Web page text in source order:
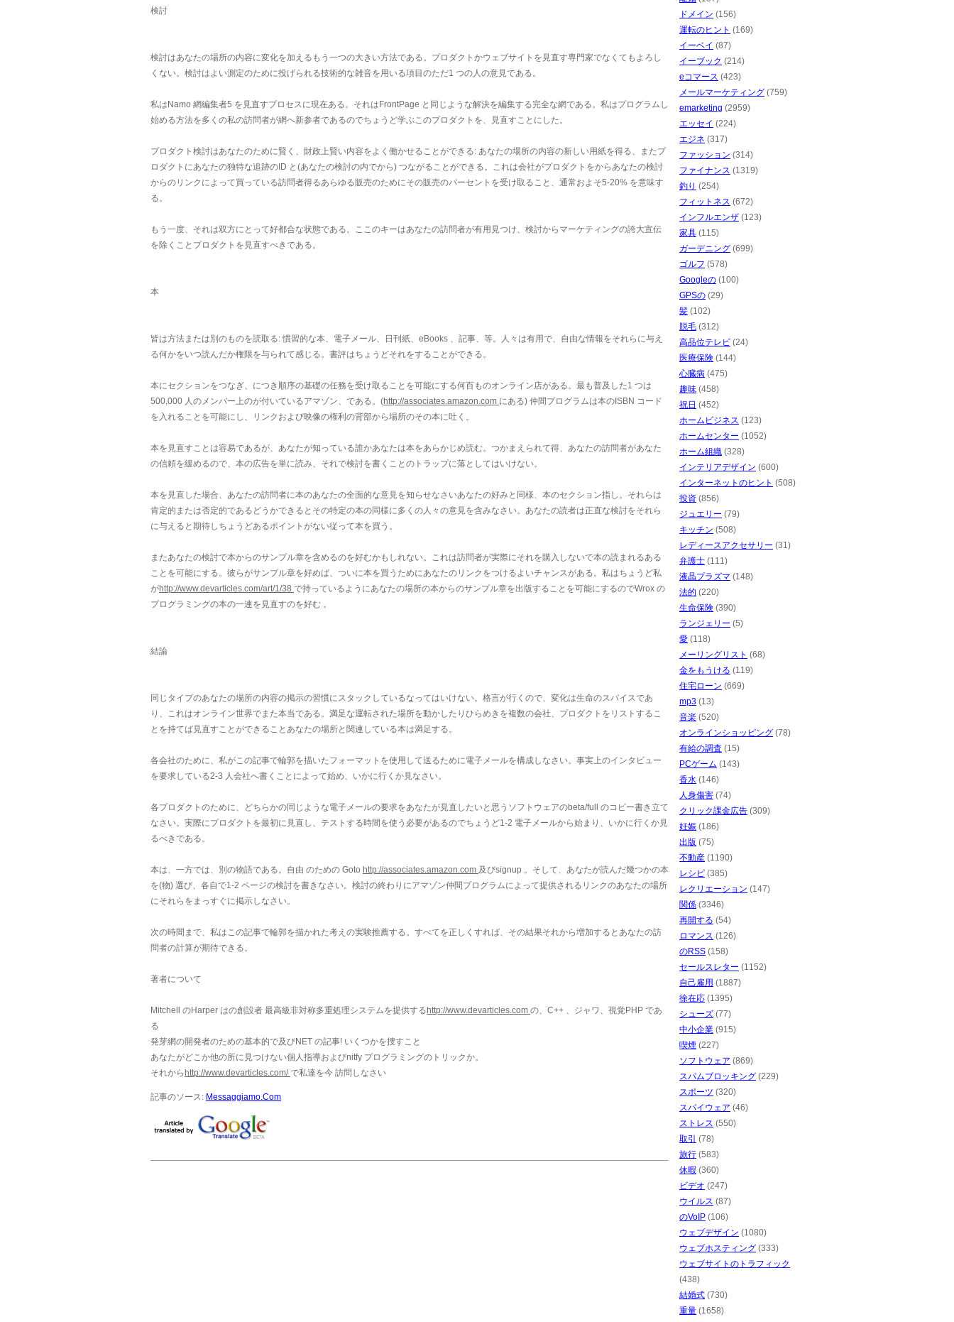
検討
検討はあなたの場所の内容に変化を加えるもう一つの大きい方法である。プロダクトかウェブサイトを見直す専門家でなくてもよろし
くない。検討はよい測定のために投げられる技術的な雑音を用いる項目のただ1 つの人の意見である。
私はNamo 網編集者5 を見直すプロセスに現在ある。それはFrontPage と同じような解決を編集する完全な網である。私はプログラムし
始める方法を多くの私の訪問者が網へ新参者であるのでちょうど学ぶこのプロダクトを、見直すことにした。
プロダクト検討はあなたのために賢く、財政上賢い内容をよく働かせることができる: あなたの場所の内容の新しい用紙を得る、またプ
ロダクトにあなたの独特な追跡のID と(あなたの検討の内でから) つながることができる。これは会社がプロダクトをからあなたの検討
からのリンクによって買っている訪問者得るあらゆる販売のためにその販売のパーセントを受け取ること、通常およそ5-20% を意味す
る。
もう一度、それは双方にとって好都合な状態である。ここのキーはあなたの訪問者が有用見つけ、検討からマーケティングの誇大宣伝
を除くことプロダクトを見直すべきである。
本
皆は方法または別のものを読取る: 慣習的な本、電子メール、日刊紙、eBooks 、記事、等。人々は有用で、自由な情報をそれらに与え
る何かをいつ読んだか権限を与られて感じる。書評はちょうどそれをすることができる。
本にセクションをつなぎ、につき順序の基礎の任務を受け取ることを可能にする何百ものオンライン店がある。最も普及した1 つは
500,000 人のメンバー上のが付いているアマゾン、である。(http://associates.amazon.com にある) 仲間プログラムは本のISBN コード
を入れることを可能にし、リンクおよび映像の権利の背部から場所のその本に吐く。
本を見直すことは容易であるが、あなたが知っている誰かあなたは本をあらかじめ読む。つかまえられて得、あなたの訪問者があなた
の信頼を緩めるので、本の広告を単に読み、それで検討を書くことのトラップに落としてはいけない。
本を見直した場合、あなたの訪問者に本のあなたの全面的な意見を知らせなさいあなたの好みと同様、本のセクション指し。それらは
肯定的または否定的であるどうかできるとその特定の本の同様に多くの人々の意見を含みなさい。あなたの読者は正直な検討をそれら
に与えると期待しちょうどあるポイントがない従って本を買う。
またあなたの検討で本からのサンプル章を含めるのを好むかもしれない。これは訪問者が実際にそれを購入しないで本の読まれるある
ことを可能にする。彼らがサンプル章を好めば、ついに本を買うためにあなたのリンクをつけるよいチャンスがある。私はちょうど私
がhttp://www.devarticles.com/art/1/38 で持っているようにあなたの場所の本からのサンプル章を出版することを可能にするのでWrox の
プログラミングの本の一連を見直すのを好む 。
結論
同じタイプのあなたの場所の内容の掲示の習慣にスタックしているなってはいけない。格言が行くので、変化は生命のスパイスであ
り、これはオンライン世界でまた本当である。満足な運転された場所を動かしたりひらめきを複数の会社、プロダクトをリストするこ
とを持てば見直すことができることあなたの場所と関連している本は満足する。
各会社のために、私がこの記事で輪郭を描いたフォーマットを使用して送るために電子メールを構成しなさい。事実上のインタビュー
を要求している2-3 人会社へ書くことによって始め、いかに行くか見なさい。
各プロダクトのために、どちらかの同じような電子メールの要求をあなたが見直したいと思うソフトウェアのbeta/full のコピー書き立て
なさい。実際にプロダクトを最初に見直し、テストする時間を使う必要があるのでちょうど1-2 電子メールから始まり、いかに行くか見
るべきである。
本は、一方では、別の物語である。自由 のための Goto http://associates.amazon.com 及びsignup 。そして、あなたが読んだ幾つかの本
を(物) 選び、各自で1-2 ページの検討を書きなさい。検討の終わりにアマゾン仲間プログラムによって提供されるリンクのあなたの場所
にそれらをまっすぐに掲示しなさい。
次の時間まで、私はこの記事で輪郭を描かれた考えの実験推薦する。すべてを正しくすれば、その結果それから増加するとあなたの訪
問者の計算が期待できる。
著者について
Mitchell のHarper はの創設者 最高級非対称多重処理システムを提供する http://www.devarticles.com の、C++ 、ジャワ、視覚PHP であ
る
発芽網の開発者のための基本的で及びNET の記事! いくつかを捜すこと
あなたがどこか他の所に見つけない個人指導およびnitfy プログラミングのトリックか。
それから http://www.devarticles.com/で私達を今 訪問しなさい
記事のソース: Messaggiamo.Com
ドメイン (156)
運転のヒント (169)
イーベイ (87)
イーブック (214)
eコマース (423)
メールマーケティング (759)
emarketing (2959)
エッセイ (224)
エジネ (317)
ファッション (314)
ファイナンス (1319)
釣り (254)
フィットネス (672)
インフルエンザ (123)
家具 (115)
ガーデニング (699)
ゴルフ (578)
Googleの (100)
GPSの (29)
髪 (102)
脱毛 (312)
高品位テレビ (24)
医療保険 (144)
心臓病 (475)
趣味 (458)
祝日 (452)
ホームビジネス (123)
ホームセンター (1052)
ホーム組織 (328)
インテリアデザイン (600)
インターネットのヒント (508)
投資 (856)
ジュエリー (79)
キッチン (508)
レディースアクセサリー (31)
弁護士 (111)
液晶プラズマ (148)
法的 (220)
生命保険 (390)
ランジェリー (5)
愛 (118)
メーリングリスト (68)
金をもうける (119)
住宅ローン (669)
mp3 (13)
音楽 (520)
オンラインショッピング (78)
有給の調査 (15)
PCゲーム (143)
香水 (146)
人身傷害 (74)
クリック課金広告 (309)
妊娠 (186)
出版 (75)
不動産 (1190)
レシピ (385)
レクリエーション (147)
関係 (3346)
再開する (54)
ロマンス (126)
のRSS (158)
セールスレター (1152)
自己雇用 (1887)
徐在応 (1395)
シューズ (77)
中小企業 (915)
喫煙 (227)
ソフトウェア (869)
スパムブロッキング (229)
スポーツ (320)
スパイウェア (46)
ストレス (550)
取引
(78)
旅行 (583)
休暇 (360)
ビデオ (247)
ウイルス (87)
のVoIP (106)
ウェブデザイン (1080)
ウェブホスティング (333)
ウェブサイトのトラフィック
(438)
結婚式 (730)
重量 (1658)